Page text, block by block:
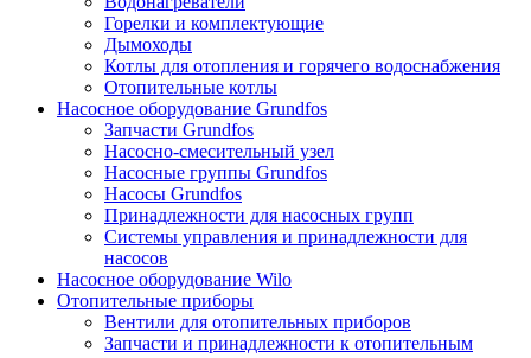
Горелки и комплектующие
Дымоходы
Котлы для отопления и горячего водоснабжения
Отопительные котлы
Насосное оборудование Grundfos
Запчасти Grundfos
Насосно-смесительный узел
Насосные группы Grundfos
Насосы Grundfos
Принадлежности для насосных групп
Системы управления и принадлежности для
насосов
Насосное оборудование Wilo
Отопительные приборы
Вентили для отопительных приборов
Запчасти и принадлежности к отопительным